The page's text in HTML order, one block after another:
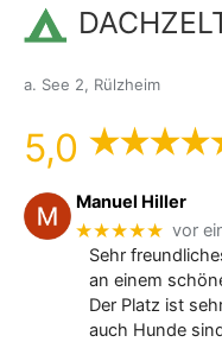
a. See 2, Rülzheim
5,0
Manuel Hiller
★★★★★ vor
Sehr
an einem
Der Platz ist
auch Hunde